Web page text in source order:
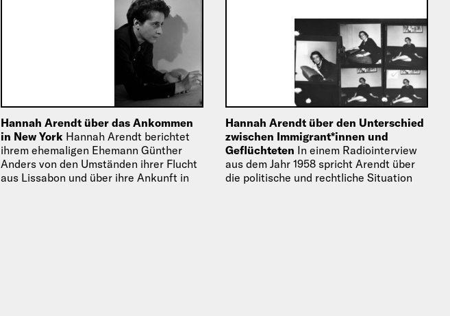
Hannah Arendt über das Ankommen
in New York Hannah Arendt berichtet
ihrem ehemaligen Ehemann Günther
Anders von den Umständen ihrer Flucht
aus Lissabon und über ihre Ankunft in
Hannah Arendt über den Unterschied
zwischen Immigrant*innen und
Geflüchteten In einem Radiointerview
aus dem Jahr 1958 spricht Arendt über
die politische und rechtliche Situation